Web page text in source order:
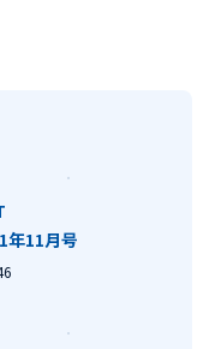
年11月号